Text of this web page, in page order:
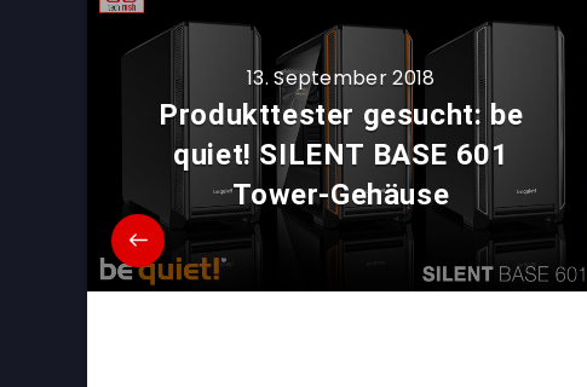
13. September 2018
Produkttester gesucht: be
quiet! SILENT BASE 601
Tower-Gehäuse